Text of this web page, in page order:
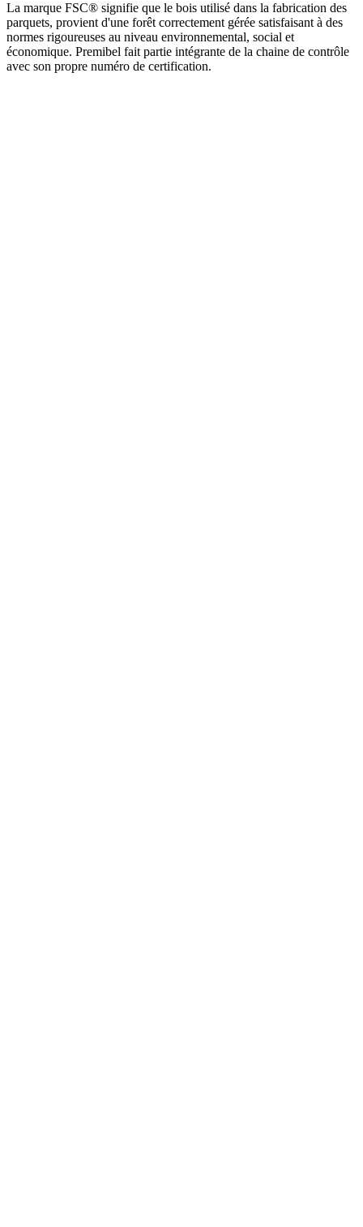
La marque FSC® signifie que le bois utilisé dans la fabrication des
parquets, provient d'une forêt correctement gérée satisfaisant à des
normes rigoureuses au niveau environnemental, social et
économique. Premibel fait partie intégrante de la chaine de contrôle
avec son propre numéro de certification.